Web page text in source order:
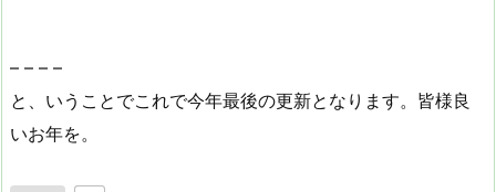
– – – –
と、いうことでこれで今年最後の更新となります。皆様良
いお年を。